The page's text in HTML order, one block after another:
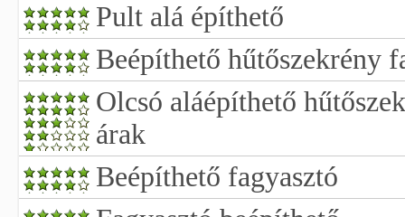
Pult alá építhető
Beépíthető hűtőszekrény
Olcsó aláépíthető
árak
Beépíthető fagyasztó